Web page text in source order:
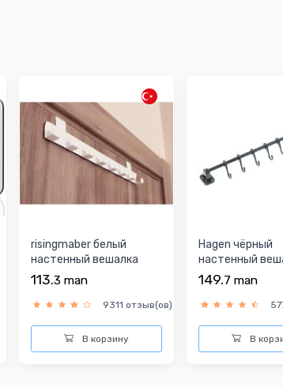
risingmaber белый
настенный вешалка
113.3 man
9311 отзыв(ов)
В корзину
Hagen чёрный
настенный
149.7 man
В